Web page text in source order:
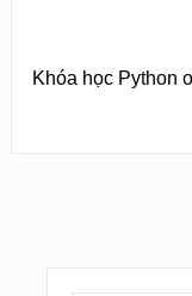
Khóa học Python